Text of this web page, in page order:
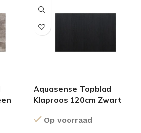
Aquasense Topblad
Klaproos 120cm Zwart
Op voorraad